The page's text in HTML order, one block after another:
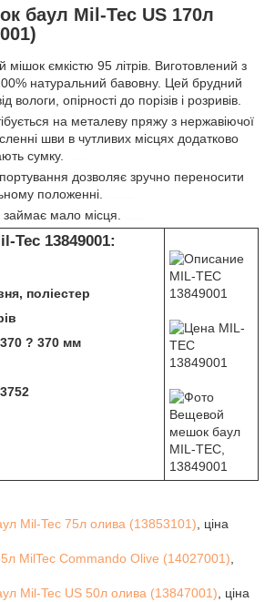
баул Mil-Tec US 170л
мішок ємкістю 95 літрів. Виготовлений з
натуральний бавовну. Цей брудний
вологи, опірності до порізів і розривів.
на металеву пряжу з нержавіючої
шви в чутливих місцях додатково
сумку.
дозволяє зручно переносити
положенні.
мало місця.
Tec 13849001:
поліестер
? 370 мм
Mil-Tec 75л олива (13853101), ціна
MilTec Commando Olive (14027001),
Mil-Tec US 50л олива (13847001), ціна